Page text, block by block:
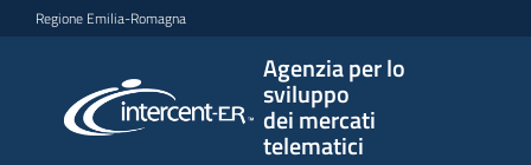
Vai al contenuto
Vai alla navigazione
Vai al footer
Regione Emilia-Romagna
Agenzia per lo
sviluppo
dei mercati
telematici
per lo
sviluppo